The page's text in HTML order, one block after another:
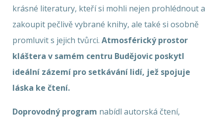
krásné literatury, kteří si mohli nejen prohlédnout a
zakoupit pečlivě vybrané knihy, ale také si osobně
promluvit s jejich tvůrci. Atmosférický prostor
kláštera v samém centru Budějovic poskytl
ideální zázemí pro setkávání lidí, jež spojuje
láska ke čtení.
Doprovodný program nabídl autorská čtení,